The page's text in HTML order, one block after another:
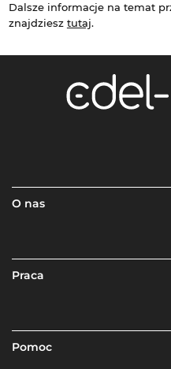
Dalsze informacje na temat
znajdziesz tutaj.
O nas
Praca
Pomoc